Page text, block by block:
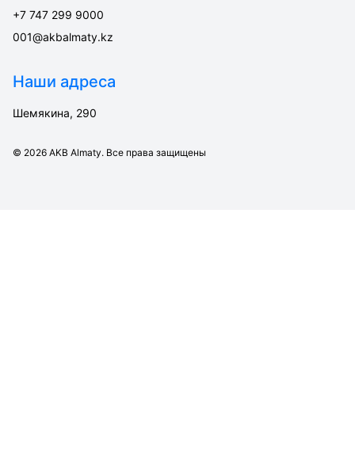
+7 747 299 9000
001@akbalmaty.kz
Наши адреса
Шемякина, 290
© 2026 AKB Almaty. Все права защищены